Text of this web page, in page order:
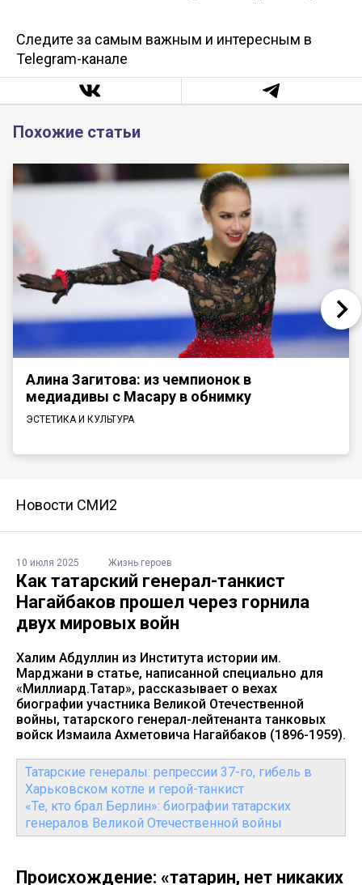
Следите за самым важным и интересным в
Telegram-канале
Похожие статьи
Алина Загитова: из чемпионок в
медиадивы с Масару в обнимку
ЭСТЕТИКА И КУЛЬТУРА
Новости СМИ2
10 июля 2025 Жизнь героев
Как татарский генерал-танкист
Нагайбаков прошел через горнила
двух мировых войн
Халим Абдуллин из Института истории им.
Марджани в статье, написанной специально для
«Миллиард.Татар», рассказывает о вехах
биографии участника Великой Отечественной
войны, татарского генерал-лейтенанта танковых
войск Измаила Ахметовича Нагайбаков (1896-1959).
Татарские генералы: репрессии 37-го, гибель в
Харьковском котле и герой-танкист
«Те, кто брал Берлин»: биографии татарских
генералов Великой Отечественной войны
Происхождение: «татарин, нет никаких